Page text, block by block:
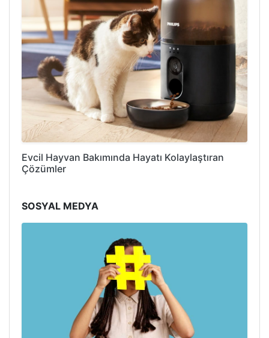
Evcil Hayvan Bakımında Hayatı Kolaylaştıran
Çözümler
SOSYAL MEDYA